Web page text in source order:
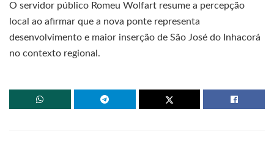
O servidor público Romeu Wolfart resume a percepção
local ao afirmar que a nova ponte representa
desenvolvimento e maior inserção de São José do Inhacorá
no contexto regional.